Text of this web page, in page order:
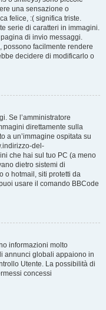
una sensazione o
felice, :( significa triste.
serie di caratteri in immagini.
di invio messaggi.
possono facilmente rendere
decidere di modificarlo o
Se l’amministratore
direttamente sulla
a un’immagine ospitata su
del-
che hai sul tuo PC (a meno
dietro sistemi di
o hotmail, siti protetti da
usare il comando BBCode
informazioni molto
annunci globali appaiono in
Utente. La possibilità di
concessi